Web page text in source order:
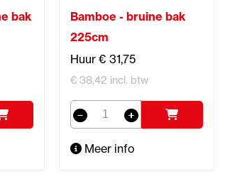
bak
Bamboe - bruine bak
225cm
Huur € 31,75
€ 38,42 incl. btw
Meer info